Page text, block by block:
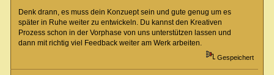
Denk drann, es muss dein Konzuept sein und gute genug um es
später in Ruhe weiter zu entwickeln. Du kannst den Kreativen
Prozess schon in der Vorphase von uns unterstützen lassen und
dann mit richtig viel Feedback weiter am Werk arbeiten.
Gespeichert